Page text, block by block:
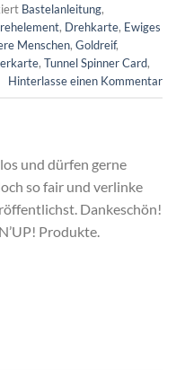
und dürfen gerne
so fair und verlinke
Dankeschön!
Produkte.
Bastelanleitung,
, Drehkarte, Ewiges
Menschen, Goldreif,
, Tunnel Spinner Card,
Hinterlasse einen Kommentar